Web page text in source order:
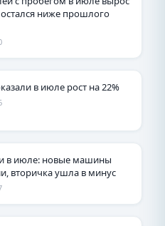
ниже прошлого
в июле рост на 22%
в июле: новые машины
вторичка ушла в минус